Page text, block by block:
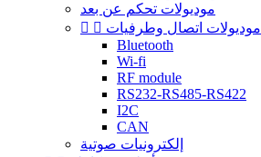
موديولات تحكم عن بعد
  موديولات اتصال وطرفيات
Bluetooth
Wi-fi
RF module
RS232-RS485-RS422
I2C
CAN
إلكترونيات صوتية